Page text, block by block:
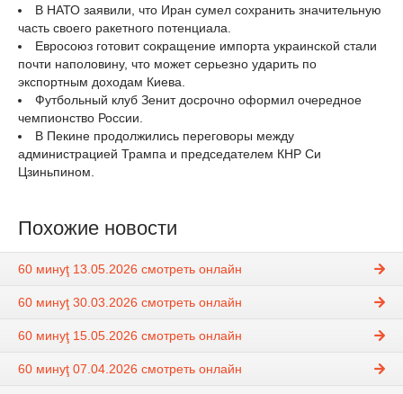
В НАТО заявили, что Иран сумел сохранить значительную
часть своего ракетного потенциала.
Евросоюз готовит сокращение импорта украинской стали
почти наполовину, что может серьезно ударить по
экспортным доходам Киева.
Футбольный клуб Зенит досрочно оформил очередное
чемпионство России.
В Пекине продолжились переговоры между
администрацией Трампа и председателем КНР Си
Цзиньпином.
Похожие новости
60 минуţ 13.05.2026 смотреть онлайн
60 минуţ 30.03.2026 смотреть онлайн
60 минуţ 15.05.2026 смотреть онлайн
60 минуţ 07.04.2026 смотреть онлайн